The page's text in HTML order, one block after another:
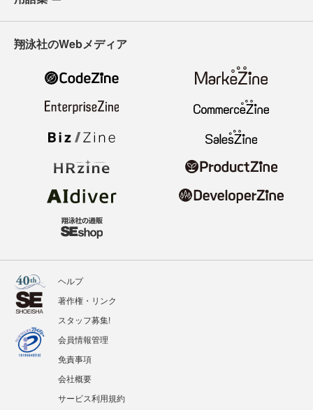
翔泳社のWebメディア
ヘルプ
著作権・リンク
スタッフ募集!
会員情報管理
免責事項
会社概要
サービス利用規約